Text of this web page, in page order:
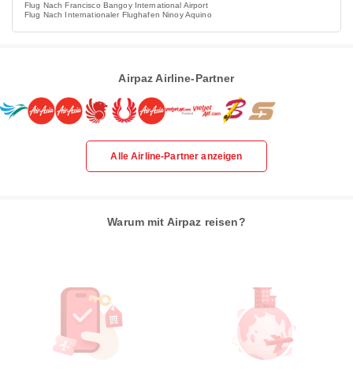
Flug Nach Francisco Bangoy International Airport
Flug Nach Internationaler Flughafen Ninoy Aquino
Airpaz Airline-Partner
Alle Airline-Partner anzeigen
Warum mit Airpaz reisen?